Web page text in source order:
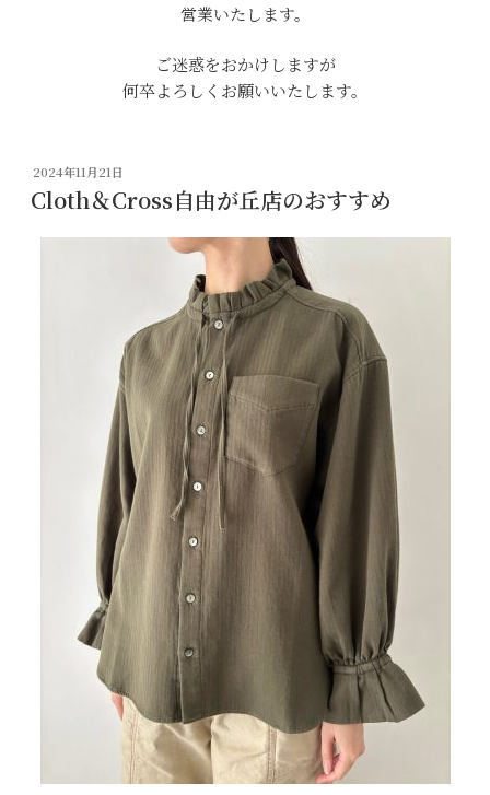
営業いたします。
ご迷惑をおかけしますが
何卒よろしくお願いいたします。
投
稿
日:
2024年11月21日
Cloth＆Cross自由が丘店のおすすめ